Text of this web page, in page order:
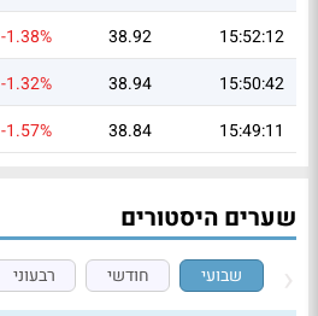
15:52:12
38.92
-1.38%
15:50:42
38.94
-1.32%
15:49:11
38.84
-1.57%
שערים היסטורים
שבועי חודשי רבעוני